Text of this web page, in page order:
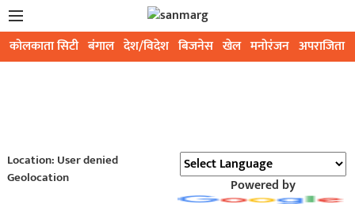
कोलकाता सिटी बंगाल देश/विदेश बिजनेस खेल मनोरंजन अपराजिता
Location: User denied
Geolocation
Powered by